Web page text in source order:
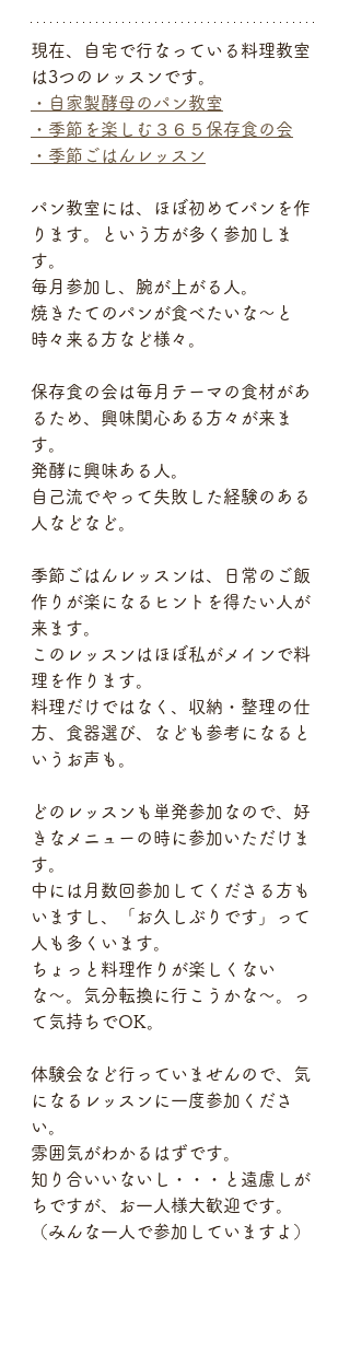
現在、自宅で行なっている料理教室
は3つのレッスンです。
・自家製酵母のパン教室
・季節を楽しむ３６５保存食の会
・季節ごはんレッスン
パン教室には、ほぼ初めてパンを作
ります。という方が多く参加しま
す。
毎月参加し、腕が上がる人。
焼きたてのパンが食べたいな〜と
時々来る方など様々。
保存食の会は毎月テーマの食材があ
るため、興味関心ある方々が来ま
す。
発酵に興味ある人。
自己流でやって失敗した経験のある
人などなど。
季節ごはんレッスンは、日常のご飯
作りが楽になるヒントを得たい人が
来ます。
このレッスンはほぼ私がメインで料
理を作ります。
料理だけではなく、収納・整理の仕
方、食器選び、なども参考になると
いうお声も。
どのレッスンも単発参加なので、好
きなメニューの時に参加いただけま
す。
中には月数回参加してくださる方も
いますし、「お久しぶりです」って
人も多くいます。
ちょっと料理作りが楽しくない
な〜。気分転換に行こうかな〜。っ
て気持ちでOK。
体験会など行っていませんので、気
になるレッスンに一度参加くださ
い。
雰囲気がわかるはずです。
知り合いいないし・・・と遠慮しが
ちですが、お一人様大歓迎です。
（みんな一人で参加していますよ）